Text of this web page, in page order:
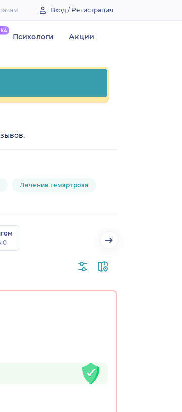
Вход / Регистрация
Психологи Акции
Лечение гемартроза